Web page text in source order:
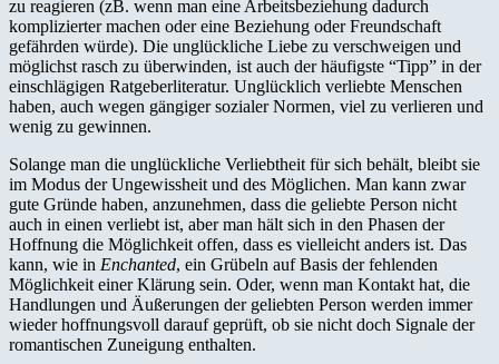
zu reagieren (zB. wenn man eine Arbeitsbeziehung dadurch
komplizierter machen oder eine Beziehung oder Freundschaft
gefährden würde). Die unglückliche Liebe zu verschweigen und
möglichst rasch zu überwinden, ist auch der häufigste “Tipp” in der
einschlägigen Ratgeberliteratur. Unglücklich verliebte Menschen
haben, auch wegen gängiger sozialer Normen, viel zu verlieren und
wenig zu gewinnen.
Solange man die unglückliche Verliebtheit für sich behält, bleibt sie
im Modus der Ungewissheit und des Möglichen. Man kann zwar
gute Gründe haben, anzunehmen, dass die geliebte Person nicht
auch in einen verliebt ist, aber man hält sich in den Phasen der
Hoffnung die Möglichkeit offen, dass es vielleicht anders ist. Das
kann, wie in Enchanted, ein Grübeln auf Basis der fehlenden
Möglichkeit einer Klärung sein. Oder, wenn man Kontakt hat, die
Handlungen und Äußerungen der geliebten Person werden immer
wieder hoffnungsvoll darauf geprüft, ob sie nicht doch Signale der
romantischen Zuneigung enthalten.